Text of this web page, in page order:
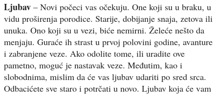
Ljubav – Novi počeci vas očekuju. One koji su u braku, u
vidu proširenja porodice. Starije, dobijanje snaja, zetova ili
unuka. Ono koji su u vezi, biće nemirni. Želeće nešto da
menjaju. Guraće ih strast u prvoj polovini godine, avanture
i zabranjene veze. Ako odolite tome, ili uradite ove
pametno, moguć je nastavak veze. Međutim, kao i
slobodnima, mislim da će vas ljubav udariti po sred srca.
Odbacićete sve staro i potrčati u novo. Ljubav koja će vam